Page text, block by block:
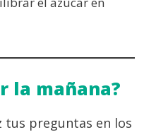
la mañana?
tus preguntas en los